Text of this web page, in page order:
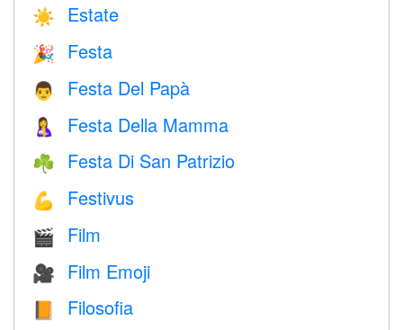
☀️ Estate
🎉 Festa
👨 Festa Del Papà
🤱 Festa Della Mamma
☘️ Festa Di San Patrizio
💪 Festivus
🎬 Film
🎥 Film Emoji
📙 Filosofia